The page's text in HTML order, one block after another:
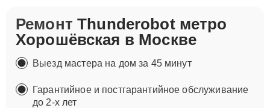
РемонтThunderobot метро
Хорошёвская в Москве
Выезд мастера на дом за 45 минут
Гарантийное и постгарантийное обслуживание
до 2-х лет